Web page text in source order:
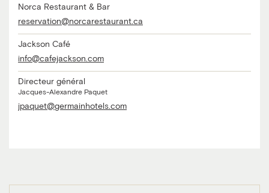
Norca Restaurant & Bar
reservation@norcarestaurant.ca
Jackson Café
info@cafejackson.com
Directeur général
Jacques-Alexandre Paquet
jpaquet@germainhotels.com